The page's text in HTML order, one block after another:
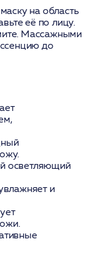
на область
её по лицу.
Массажными
до
осветляющий
и